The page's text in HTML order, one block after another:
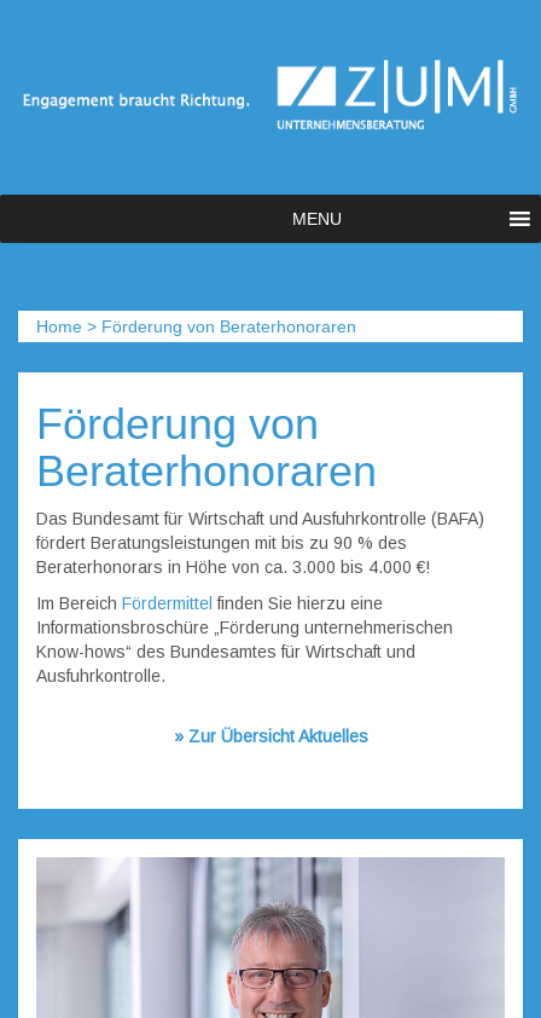
MENU
Home > Förderung von Beraterhonoraren
Förderung von
Beraterhonoraren
Das Bundesamt für Wirtschaft und Ausfuhrkontrolle (BAFA)
fördert Beratungsleistungen mit bis zu 90 % des
Beraterhonorars in Höhe von ca. 3.000 bis 4.000 €!
Im Bereich Fördermittelfinden Sie hierzu eine
Informationsbroschüre „Förderung unternehmerischen
Know-hows“ des Bundesamtes für Wirtschaft und
Ausfuhrkontrolle.
» Zur Übersicht Aktuelles